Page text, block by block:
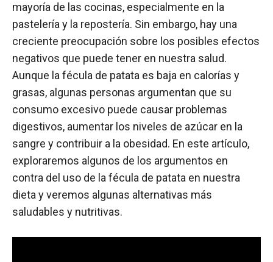
mayoría de las cocinas, especialmente en la
pastelería y la repostería. Sin embargo, hay una
creciente preocupación sobre los posibles efectos
negativos que puede tener en nuestra salud.
Aunque la fécula de patata es baja en calorías y
grasas, algunas personas argumentan que su
consumo excesivo puede causar problemas
digestivos, aumentar los niveles de azúcar en la
sangre y contribuir a la obesidad. En este artículo,
exploraremos algunos de los argumentos en
contra del uso de la fécula de patata en nuestra
dieta y veremos algunas alternativas más
saludables y nutritivas.